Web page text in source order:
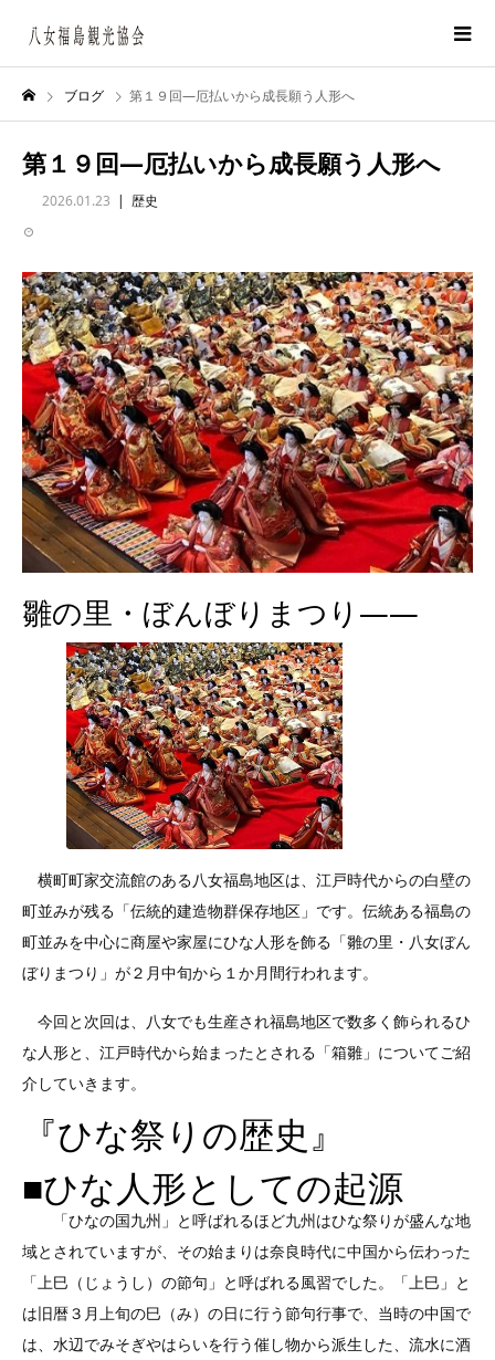
ブログ 第１９回―厄払いから成長願う人形へ
第１９回―厄払いから成長願う人形へ
2026.01.23 歴史
雛の里・ぼんぼりまつり――
横町町家交流館のある八女福島地区は、江戸時代からの白壁の
町並みが残る「伝統的建造物群保存地区」です。伝統ある福島の
町並みを中心に商屋や家屋にひな人形を飾る「雛の里・八女ぼん
ぼりまつり」が２月中旬から１か月間行われます。
今回と次回は、八女でも生産され福島地区で数多く飾られるひ
な人形と、江戸時代から始まったとされる「箱雛」についてご紹
介していきます。
『ひな祭りの歴史』
■ひな人形としての起源
「ひなの国九州」と呼ばれるほど九州はひな祭りが盛んな地
域とされていますが、その始まりは奈良時代に中国から伝わった
「上巳（じょうし）の節句」と呼ばれる風習でした。「上巳」と
は旧暦３月上旬の巳（み）の日に行う節句行事で、当時の中国で
は、水辺でみそぎやはらいを行う催し物から派生した、流水に酒